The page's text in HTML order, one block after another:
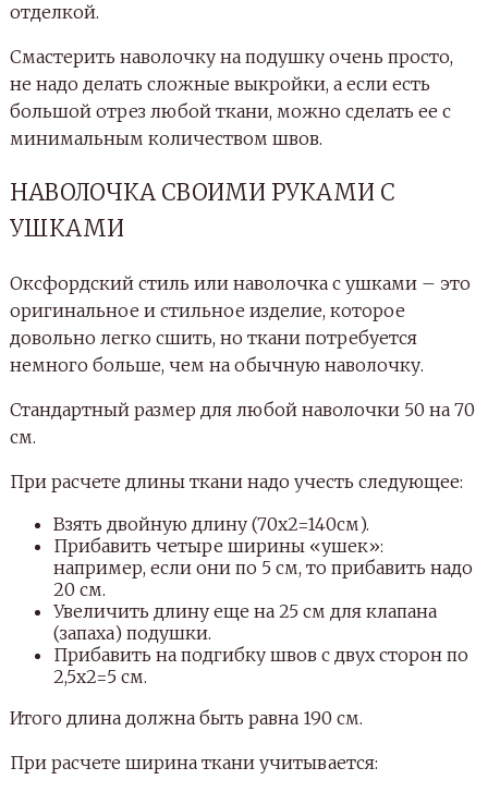
отделкой.
Смастерить наволочку на подушку очень просто,
не надо делать сложные выкройки, а если есть
большой отрез любой ткани, можно сделать ее с
минимальным количеством швов.
НАВОЛОЧКА СВОИМИ РУКАМИ С
УШКАМИ
Оксфордский стиль или наволочка с ушками – это
оригинальное и стильное изделие, которое
довольно легко сшить, но ткани потребуется
немного больше, чем на обычную наволочку.
Стандартный размер для любой наволочки 50 на 70
см.
При расчете длины ткани надо учесть следующее:
Взять двойную длину (70х2=140см).
Прибавить четыре ширины «ушек»:
например, если они по 5 см, то прибавить надо
20 см.
Увеличить длину еще на 25 см для клапана
(запаха) подушки.
Прибавить на подгибку швов с двух сторон по
2,5х2=5 см.
Итого длина должна быть равна 190 см.
При расчете ширина ткани учитывается: